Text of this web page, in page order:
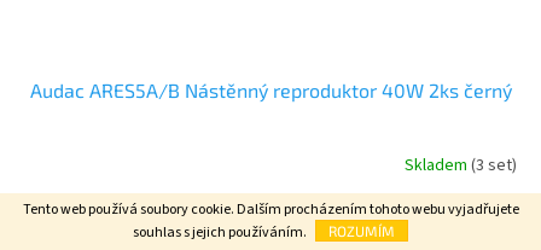
Tento web používá soubory cookie. Dalším procházením tohoto webu vyjadřujete
souhlas s jejich používáním.
ROZUMÍM
Audac ARES5A/B Nástěnný reproduktor 40W 2ks černý
Skladem (3 set)
4 887,60 Kč bez DPH